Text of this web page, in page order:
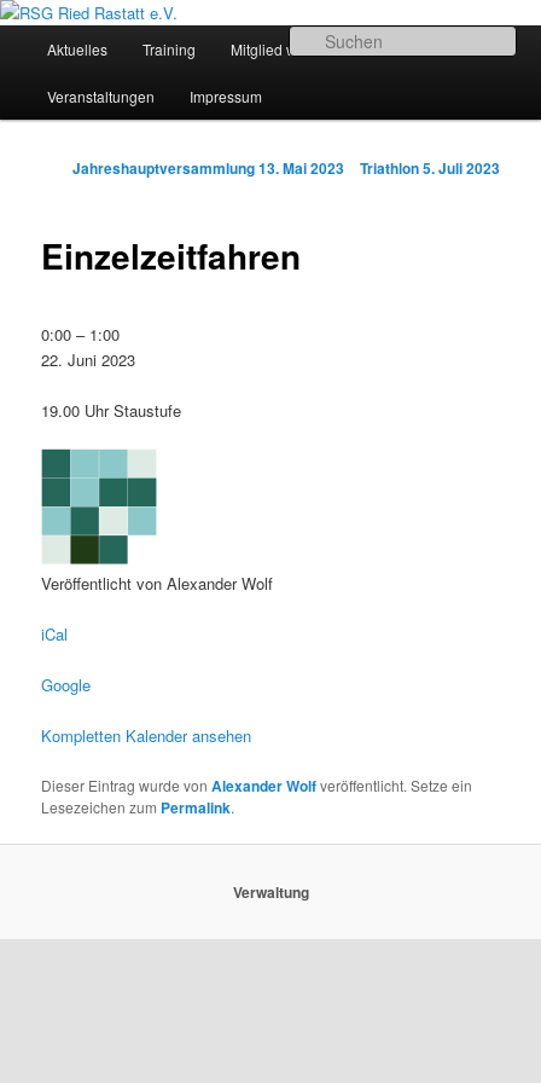
Zum
wechseln
RSG Ried Rastatt e.V.
Sportliches Radfahren in Mittelbaden
Aktuelles Training Mitglied werden Termine
Veranstaltungen Impressum
Beitrags-
Jahreshauptversammlung13. Mai 2023 Triathlon5. Juli 2023
Einzelzeitfahren
Einzelzeitfahren
0:00 – 1:00
22. Juni 2023
19.00 Uhr Staustufe
Veröffentlicht von Alexander Wolf
iCal
Google
Kompletten Kalender ansehen
Dieser Eintrag wurde vonAlexander Wolfveröffentlicht. Setze ein
Lesezeichen zum Permalink.
Verwaltung